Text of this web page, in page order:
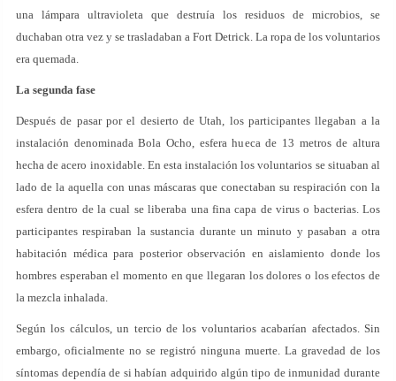
una lámpara ultravioleta que destruía los residuos de microbios, se
duchaban otra vez y se trasladaban a Fort Detrick. La ropa de los voluntarios
era quemada.
La segunda fase
Después de pasar por el desierto de Utah, los participantes llegaban a la
instalación denominada Bola Ocho, esfera hueca de 13 metros de altura
hecha de acero inoxidable. En esta instalación los voluntarios se situaban al
lado de la aquella con unas máscaras que conectaban su respiración con la
esfera dentro de la cual se liberaba una fina capa de virus o bacterias. Los
participantes respiraban la sustancia durante un minuto y pasaban a otra
habitación médica para posterior observación en aislamiento donde los
hombres esperaban el momento en que llegaran los dolores o los efectos de
la mezcla inhalada.
Según los cálculos, un tercio de los voluntarios acabarían afectados. Sin
embargo, oficialmente no se registró ninguna muerte. La gravedad de los
síntomas dependía de si habían adquirido algún tipo de inmunidad durante